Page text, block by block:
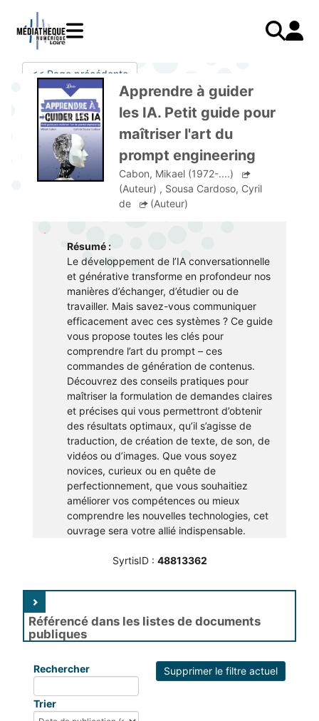
Catalogue
Menu
mobile
LIVRES
E-books
Mangas
Livres audio
AUDIO
Musique
Podcasts Radio France
COURS EN LIGNE
Mon
compte
responsive
mobile
Mode d'emploi
Mon compte
J'AI DEJA UN COMPTE
Je me connecte
Je me connecte pour la première fois
JE N'AI PAS DE COMPTE
J'AI BESOIN D'AIDE
Aide à la connexion
J'ai oublié mon mot de passe
<< Page précédente
Apprendre à guider
les IA. Petit guide pour
maîtriser l'art du
prompt engineering
Cabon, Mikael (1972-....)
(Auteur) , Sousa Cardoso, Cyril
de
(Auteur)
Résumé :
Le développement de l’IA conversationnelle
et générative transforme en profondeur nos
manières d’échanger, d’étudier ou de
travailler. Mais savez-vous communiquer
efficacement avec ces systèmes ? Ce guide
vous propose toutes les clés pour
comprendre l’art du prompt – ces
commandes de génération de contenus.
Découvrez des conseils pratiques pour
maîtriser la formulation de demandes claires
et précises qui vous permettront d’obtenir
des résultats optimaux, qu’il s’agisse de
traduction, de création de texte, de son, de
vidéos ou d’images. Que vous soyez
novices, curieux ou en quête de
perfectionnement, que vous souhaitiez
améliorer vos compétences ou mieux
comprendre les nouvelles technologies, cet
ouvrage sera votre allié indispensable.
SyrtisID : 48813362
Référencé dans les listes de documents
publiques
Supprimer le filtre actuel
Rechercher
Trier